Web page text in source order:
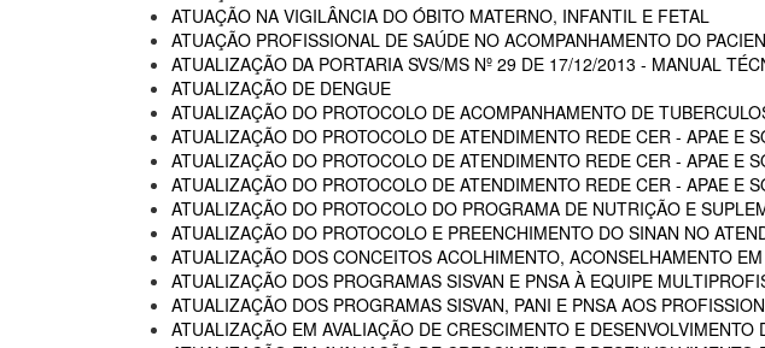
ATUAÇÃO NA VIGILÂNCIA DO ÓBITO MATERNO, INFANTIL E FETAL
ATUAÇÃO PROFISSIONAL DE SAÚDE NO ACOMPANHAMENTO DO
ATUALIZAÇÃO DA PORTARIA SVS/MS Nº 29 DE 17/12/2013 - MANUAL
ATUALIZAÇÃO DE DENGUE
ATUALIZAÇÃO DO PROTOCOLO DE ACOMPANHAMENTO DE
ATUALIZAÇÃO DO PROTOCOLO DE ATENDIMENTO REDE CER - APAE E
ATUALIZAÇÃO DO PROTOCOLO DE ATENDIMENTO REDE CER - APAE E
ATUALIZAÇÃO DO PROTOCOLO DE ATENDIMENTO REDE CER - APAE E
ATUALIZAÇÃO DO PROTOCOLO DO PROGRAMA DE NUTRIÇÃO E
ATUALIZAÇÃO DO PROTOCOLO E PREENCHIMENTO DO SINAN NO
ATUALIZAÇÃO DOS CONCEITOS ACOLHIMENTO, ACONSELHAMENTO
ATUALIZAÇÃO DOS PROGRAMAS SISVAN E PNSA À EQUIPE
ATUALIZAÇÃO DOS PROGRAMAS SISVAN, PANI E PNSA AOS
ATUALIZAÇÃO EM AVALIAÇÃO DE CRESCIMENTO E